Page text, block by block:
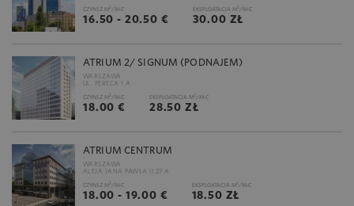
CZYNSZ M2 /M-C
16.50 - 20.50 €
EKSPLOATACJA M2 /M-C
30.00 ZŁ
ATRIUM 2/ SIGNUM (PODNAJEM)
WARSZAWA
UL. PERECA 1 A
CZYNSZ M2 /M-C
18.00 €
EKSPLOATACJA M2 /M-C
28.50 ZŁ
ATRIUM CENTRUM
WARSZAWA
ALEJA JANA PAWŁA II 27 A
CZYNSZ M2 /M-C
18.00 - 19.00 €
EKSPLOATACJA M2 /M-C
18.50 ZŁ